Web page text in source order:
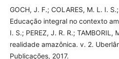
GOCH, J. F.; COLARES, M. L. I.
Educação integral no contexto
I. S.; PEREZ, J. R. R.;
realidade amazônica. v. 2.
Publicações, 2017.